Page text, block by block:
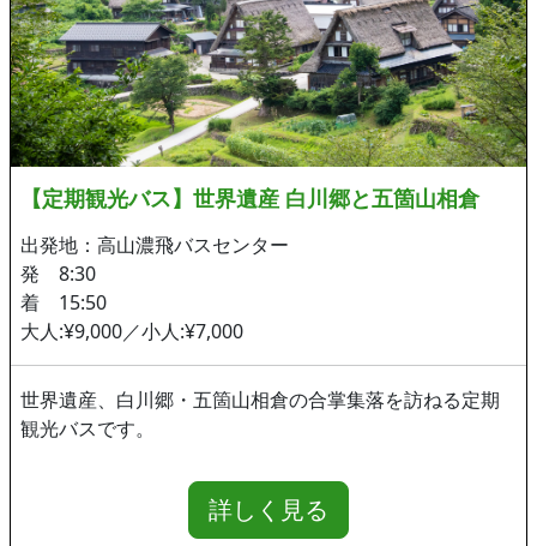
【定期観光バス】世界遺産 白川郷と五箇山相倉
出発地：高山濃飛バスセンター
発 8:30
着 15:50
大人:¥9,000／小人:¥7,000
世界遺産、白川郷・五箇山相倉の合掌集落を訪ねる定期
観光バスです。
詳しく見る